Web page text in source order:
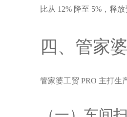
比从 12% 降至 5%，释放
四、管家
管家婆工贸 PRO 主打生